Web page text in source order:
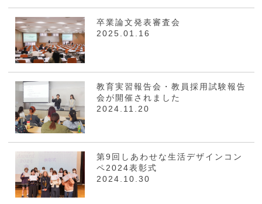
卒業論文発表審査会
2025.01.16
教育実習報告会・教員採用試験報告
会が開催されました
2024.11.20
第9回しあわせな生活デザインコン
ペ2024表彰式
2024.10.30